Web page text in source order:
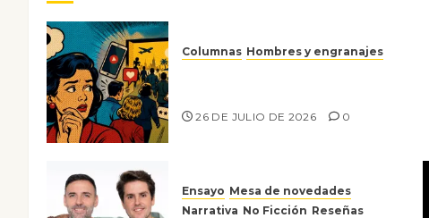
Columnas Hombres y engranajes
26 DE JULIO DE 2026 0
Ensayo Mesa de novedades
Narrativa No Ficción Reseñas